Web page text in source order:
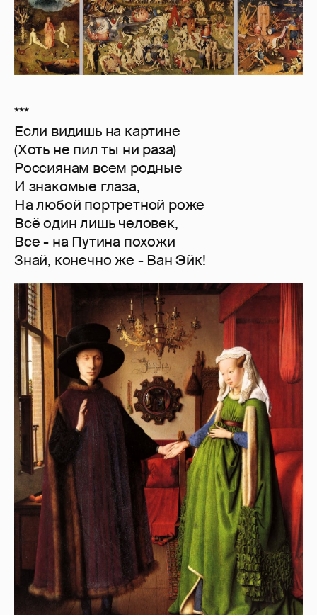
***
Если видишь на картине
(Хоть не пил ты ни раза)
Россиянам всем родные
И знакомые глаза,
На любой портретной роже
Всё один лишь человек,
Все - на Путина похожи
Знай, конечно же - Ван Эйк!